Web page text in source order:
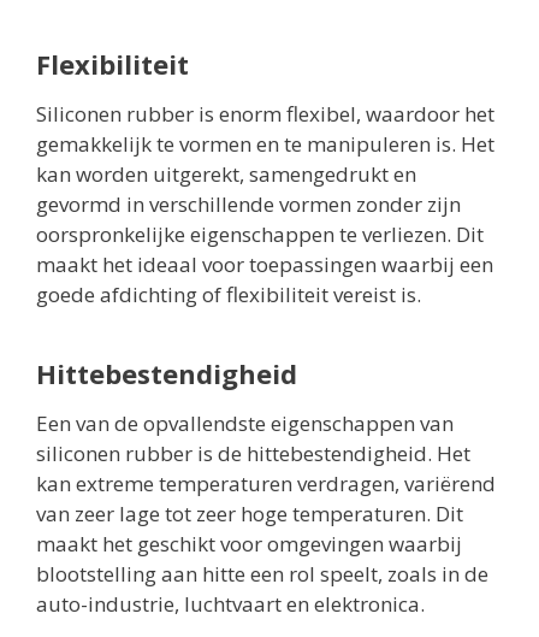
Flexibiliteit
Siliconen rubber is enorm flexibel, waardoor het
gemakkelijk te vormen en te manipuleren is. Het
kan worden uitgerekt, samengedrukt en
gevormd in verschillende vormen zonder zijn
oorspronkelijke eigenschappen te verliezen. Dit
maakt het ideaal voor toepassingen waarbij een
goede afdichting of flexibiliteit vereist is.
Hittebestendigheid
Een van de opvallendste eigenschappen van
siliconen rubber is de hittebestendigheid. Het
kan extreme temperaturen verdragen, variërend
van zeer lage tot zeer hoge temperaturen. Dit
maakt het geschikt voor omgevingen waarbij
blootstelling aan hitte een rol speelt, zoals in de
auto-industrie, luchtvaart en elektronica.